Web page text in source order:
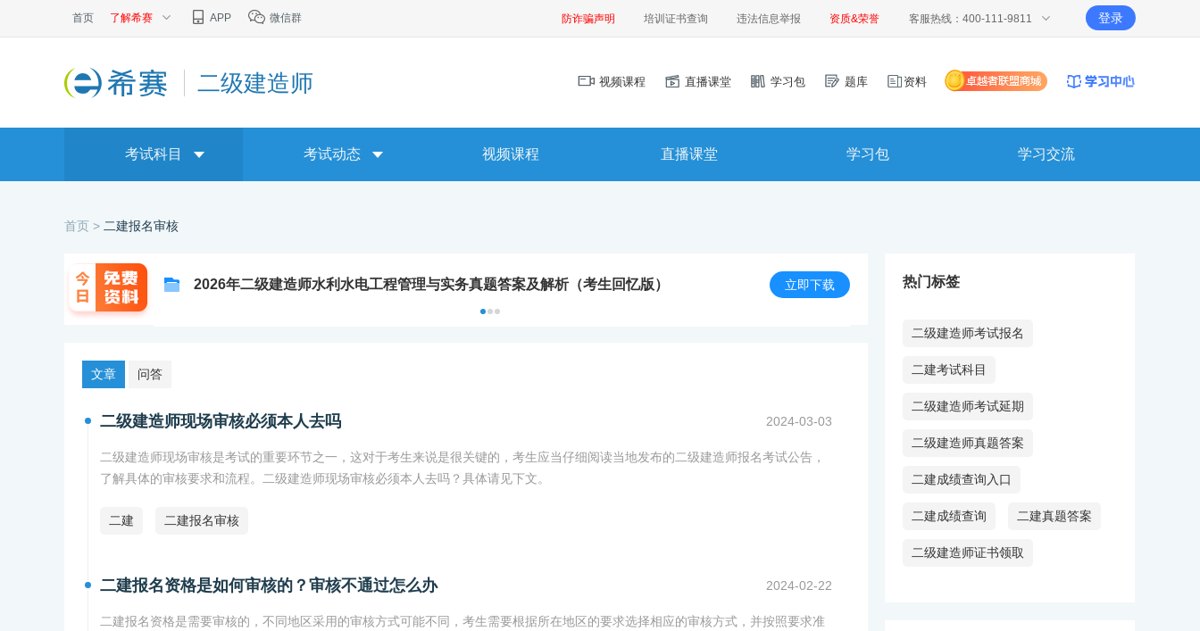
首页 了解希赛 APP 微信群 防诈骗声明 培训证书查询 违法信息举报 资质&荣誉 客服热线：400-111-9811 登录
二级建造师 视频课程 直播课堂 学习包 题库 资料
考试科目 考试动态 视频课程 直播课堂 学习包 学习交流
首页 > 二建报名审核
2026年二级建造师水利水电工程管理与实务真题答案及解析（考生回忆版） 立即下载
文章 问答
二级建造师现场审核必须本人去吗 2024-03-03
二级建造师现场审核是考试的重要环节之一，这对于考生来说是很关键的，考生应当仔细阅读当地发布的二级建造师报名考试公告，
了解具体的审核要求和流程。二级建造师现场审核必须本人去吗？具体请见下文。
二建 二建报名审核
二建报名资格是如何审核的？审核不通过怎么办 2024-02-22
二建报名资格是需要审核的，不同地区采用的审核方式可能不同，考生需要根据所在地区的要求选择相应的审核方式，并按照要求准
热门标签
二级建造师考试报名
二建考试科目
二级建造师考试延期
二级建造师真题答案
二建成绩查询入口
二建成绩查询 二建真题答案
二级建造师证书领取